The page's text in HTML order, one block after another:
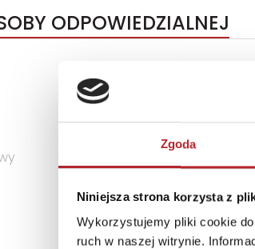
Zgoda
Niniejsza strona korzysta z
Wykorzystujemy pliki cookie
ruch w naszej witrynie.
ODPOWIEDZIALNEJ
NORIMPEX SPÓŁKA Z
SPÓŁKA KOMANDYTOWA
office@norimpex.pl